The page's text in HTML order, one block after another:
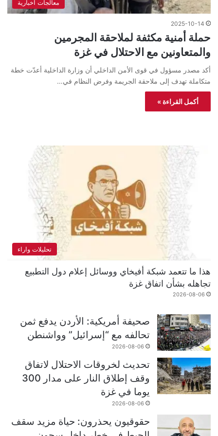
معالجات اخبارية
2025-10-14
حملة أمنية مكثفة لملاحقة المجرمين
والمتعاونين مع الاحتلال في غزة
أكد مصدر مسؤول في قوى الأمن الداخلي أن وزارة الداخلية أعدّت خطة
متكاملة تهدف إلى ملاحقة الجريمة وفرض النظام في…
أكمل القراءة »
تحليلات واراء
هذا ما تتعمد شبكة أفيخاي ووسائل إعلام دول التطبيع
تجاهله بشأن اتفاق غزة
2026-08-06
صحيفة أمريكية: الأردن يدفع ثمن
تحالفه مع “إسرائيل” وواشنطن
2026-08-06
تحديث لخروقات الاحتلال لاتفاق
وقف إطلاق النار على مدار 300
يوما في غزة
2026-08-06
حقوقيون يحذرون: حياة مزيد سقف